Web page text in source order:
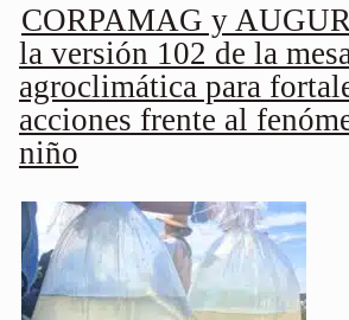
CORPAMAG y
la versión 102 de la
agroclimática para
acciones frente al
niño